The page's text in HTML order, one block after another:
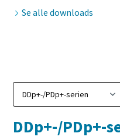
Se alle downloads
DDp+-/PDp+-